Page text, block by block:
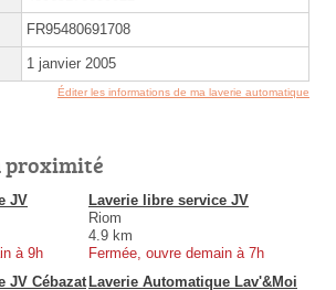
FR95480691708
1 janvier 2005
Éditer les informations de ma laverie automatique
proximité
JV
à 9h
Laverie libre service JV
Riom
4.9 km
Fermée, ouvre demain à 7h
JV Cébazat Laverie Automatique Lav'&Moi